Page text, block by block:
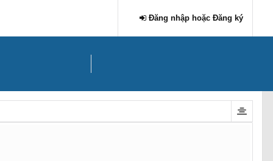
Đăng nhập hoặc Đăng ký